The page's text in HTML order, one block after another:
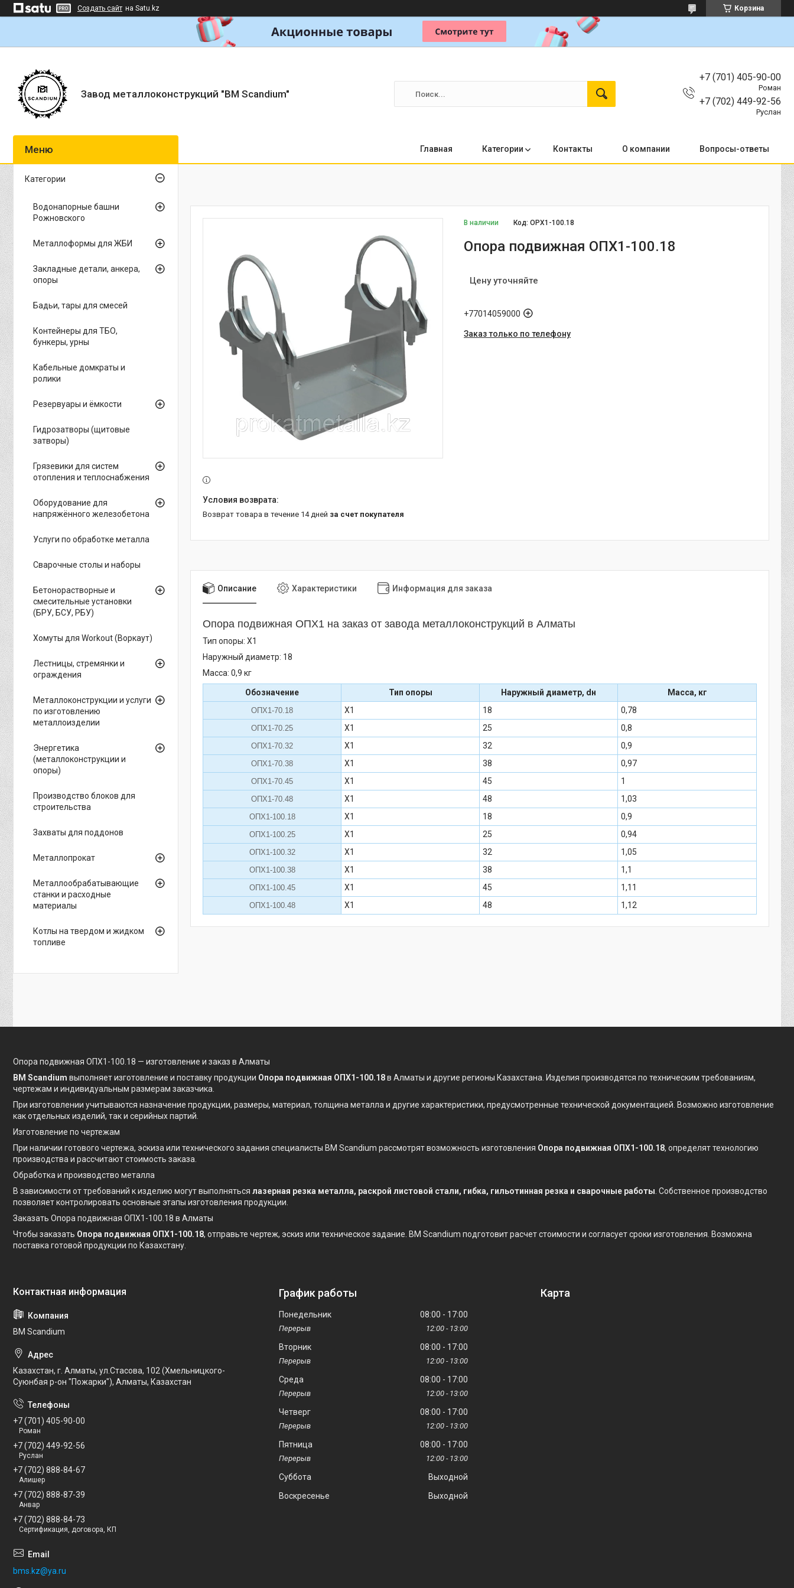
Создать сайт на Satu.kz Корзина
Завод металлоконструкций "BM Scandium"
+7 (701) 405-90-00
Роман
+7 (702) 449-92-56
Руслан
Главная Категории Контакты О компании Вопросы-ответы
В наличии Код:OPX1-100.18
Опора подвижная ОПХ1-100.18
Цену уточняйте
+77014059000
Заказ только по телефону
возврат товара в течение 14 дней за счет покупателя
Описание Характеристики Информация для заказа
Опора подвижная ОПХ1 на заказ от завода металлоконструкций в Алматы
Тип опоры: Х1
Наружный диаметр: 18
Масса: 0,9 кг
Обозначение Тип опоры Наружный диаметр, dн Масса, кг
ОПХ1-70.18 Х1 18 0,78
ОПХ1-70.25 Х1 25 0,8
ОПХ1-70.32 Х1 32 0,9
ОПХ1-70.38 Х1 38 0,97
ОПХ1-70.45 Х1 45 1
ОПХ1-70.48 Х1 48 1,03
ОПХ1-100.18 Х1 18 0,9
ОПХ1-100.25 Х1 25 0,94
ОПХ1-100.32 Х1 32 1,05
ОПХ1-100.38 Х1 38 1,1
ОПХ1-100.45 Х1 45 1,11
ОПХ1-100.48 Х1 48 1,12
Категории
Водонапорные башни
Рожновского
Металлоформы для ЖБИ
Закладные детали, анкера,
опоры
Бадьи, тары для смесей
Контейнеры для ТБО,
бункеры, урны
Кабельные домкраты и
ролики
Резервуары и ёмкости
Гидрозатворы (щитовые
затворы)
Грязевики для систем
отопления и теплоснабжения
Оборудование для
напряжённого железобетона
Услуги по обработке металла
Сварочные столы и наборы
Бетонорастворные и
смесительные установки
(БРУ, БСУ, РБУ)
Хомуты для Workout (Воркаут)
Лестницы, стремянки и
ограждения
Металлоконструкции и услуги
по изготовлению
металлоизделии
Энергетика
(металлоконструкции и
опоры)
Производство блоков для
строительства
Захваты для поддонов
Металлопрокат
Металлообрабатывающие
станки и расходные
материалы
Котлы на твердом и жидком
топливе
Опора подвижная ОПХ1-100.18 — изготовление и заказ в Алматы
BM Scandium выполняет изготовление и поставку продукции Опора подвижная ОПХ1-100.18в Алматы и другие регионы Казахстана. Изделия производятся по техническим требованиям,
чертежам и индивидуальным размерам заказчика.
При изготовлении учитываются назначение продукции, размеры, материал, толщина металла и другие характеристики, предусмотренные технической документацией. Возможно изготовление
как отдельных изделий, так и серийных партий.
Изготовление по чертежам
При наличии готового чертежа, эскиза или технического задания специалисты BM Scandium рассмотрят возможность изготовления Опора подвижная ОПХ1-100.18, определят технологию
производства и рассчитают стоимость заказа.
Обработка и производство металла
В зависимости от требований к изделию могут выполняться лазерная резка металла, раскрой листовой стали, гибка, гильотинная резка и сварочные работы . Собственное производство
позволяет контролировать основные этапы изготовления продукции.
Заказать Опора подвижная ОПХ1-100.18 в Алматы
Чтобы заказать Опора подвижная ОПХ1-100.18, отправьте чертеж, эскиз или техническое задание. BM Scandium подготовит расчет стоимости и согласует сроки изготовления. Возможна
поставка готовой продукции по Казахстану.
BM Scandium
Казахстан, г. Алматы, ул.Стасова, 102 (Хмельницкого-
Суюнбая р-он "Пожарки"), Алматы, Казахстан
+7 (701) 405-90-00
Роман
+7 (702) 449-92-56
Руслан
+7 (702) 888-84-67
Алишер
+7 (702) 888-87-39
Анвар
+7 (702) 888-84-73
Сертификация, договора, КП
bms.kz@ya.ru
График работы
Понедельник 08:00 17:00
12:00 13:00
Вторник 08:00 17:00
12:00 13:00
Среда 08:00 17:00
12:00 13:00
Четверг 08:00 17:00
12:00 13:00
Пятница 08:00 17:00
12:00 13:00
Суббота
Выходной
Воскресенье
Выходной
Карта